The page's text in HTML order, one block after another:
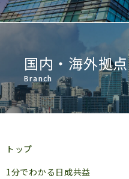
国内・海外拠点
Branch
トップ
1分でわかる日成共益